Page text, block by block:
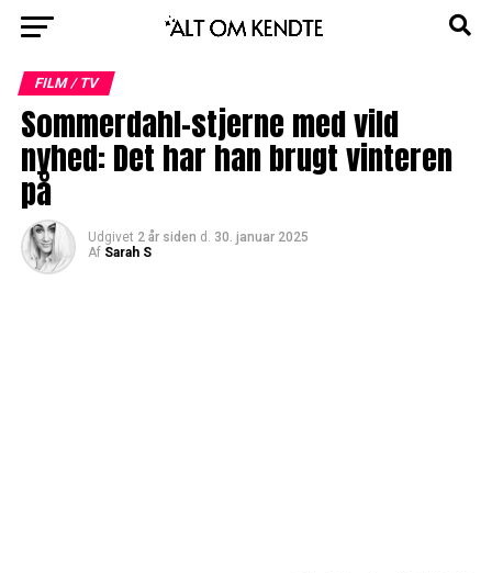
FILM / TV
Sommerdahl-stjerne med vild
nyhed: Det har han brugt vinteren
på
Udgivet 2 år siden d. 30. januar 2025
Af Sarah S